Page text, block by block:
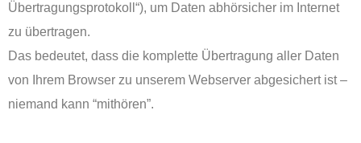
Übertragungsprotokoll“), um Daten abhörsicher im Internet
zu übertragen.
Das bedeutet, dass die komplette Übertragung aller Daten
von Ihrem Browser zu unserem Webserver abgesichert ist –
niemand kann “mithören”.